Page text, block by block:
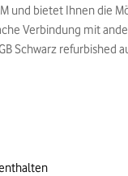
und bietet Ihnen
Verbindung mit
Schwarz